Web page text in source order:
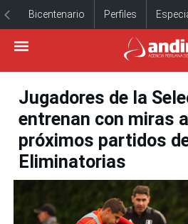
Bicentenario Perfiles
Jugadores de la
entrenan con miras
próximos partidos
Eliminatorias